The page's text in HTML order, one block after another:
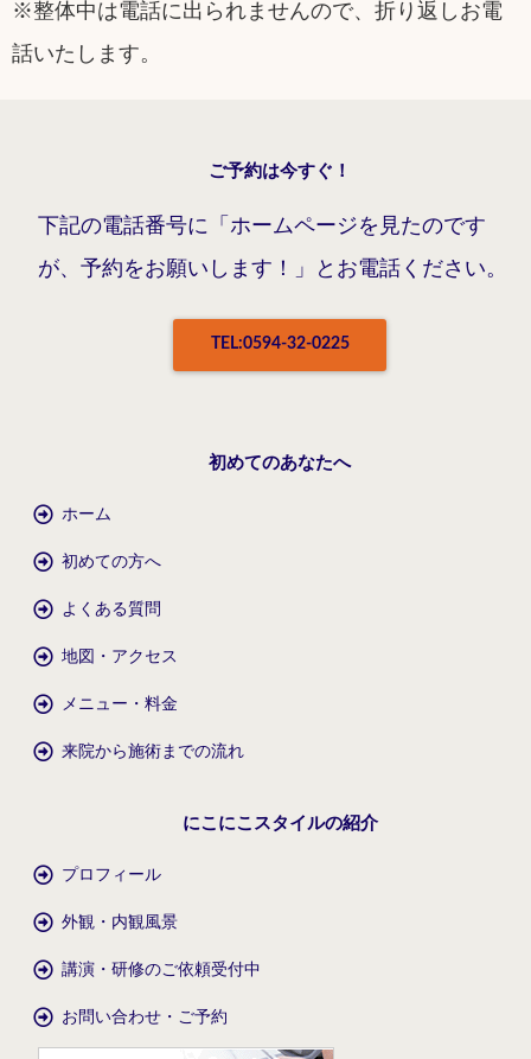
※整体中は電話に出られませんので、折り返しお電
話いたします。
ご予約は今すぐ！
下記の電話番号に「ホームページを見たのです
が、予約をお願いします！」とお電話ください。
TEL:0594-32-0225
初めてのあなたへ
ホーム
初めての方へ
よくある質問
地図・アクセス
メニュー・料金
来院から施術までの流れ
にこにこスタイルの紹介
プロフィール
外観・内観風景
講演・研修のご依頼受付中
お問い合わせ・ご予約